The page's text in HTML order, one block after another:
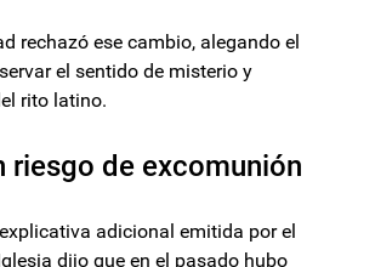
rechazó ese cambio, alegando el
el sentido de misterio y
rito latino.
riesgo de excomunión
adicional emitida por el
dijo que en el pasado hubo